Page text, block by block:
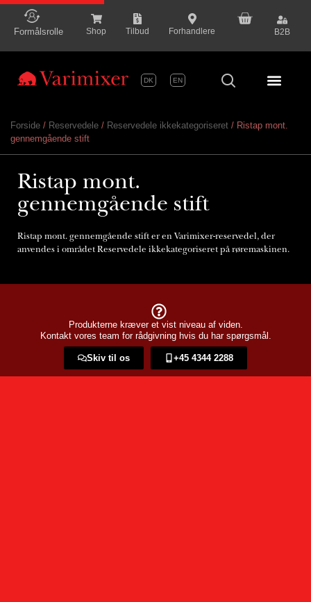
content
Formålsrolle Shop Tilbud Forhandlere B2B
DK EN
Forside / Reservedele / Reservedele ikkekategoriseret / Ristap mont.
gennemgående stift
Ristap mont.
gennemgående stift
Ristap mont. gennemgående stift er en Varimixer-reservedel, der
anvendes i området Reservedele ikkekategoriseret på røremaskinen.
Produkterne kræver et vist niveau af viden.
Kontakt vores team for rådgivning hvis du har spørgsmål.
Skiv til os +45 4344 2288​